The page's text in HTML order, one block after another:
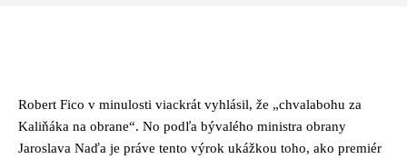
Robert Fico v minulosti viackrát vyhlásil, že „chvalabohu za
Kaliňáka na obrane“. No podľa bývalého ministra obrany
Jaroslava Naďa je práve tento výrok ukážkou toho, ako premiér